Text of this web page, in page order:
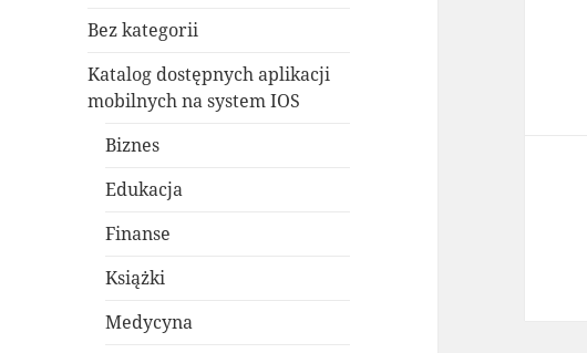
Bez kategorii
Katalog dostępnych aplikacji
mobilnych na system IOS
Biznes
Edukacja
Finanse
Książki
Medycyna